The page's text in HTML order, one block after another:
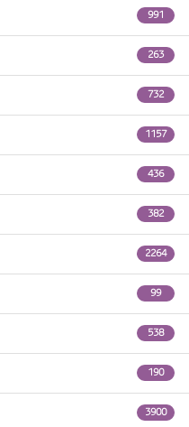
991
263
732
1157
436
382
2264
99
538
190
3900